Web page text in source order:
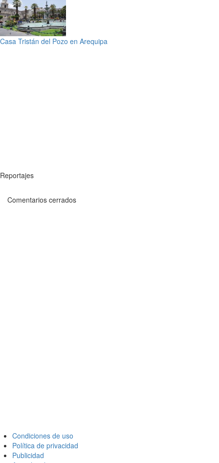
Casa Tristán del Pozo en Arequipa
Reportajes
Comentarios cerrados
Condiciones de uso
Política de privacidad
Publicidad